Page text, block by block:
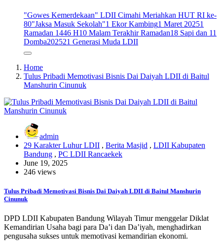
"Gowes Kemerdekaan" LDII Cimahi Meriahkan HUT RI ke-
80"Jaksa Masuk Sekolah"1 Ekor Kambing1 Maret 20251
Ramadan 1446 H10 Malam Terakhir Ramadan18 Sapi dan 11
Domba202521 Generasi Muda LDII
Home
Tulus Pribadi Memotivasi Bisnis Dai Daiyah LDII di Baitul
Manshurin Cinunuk
admin
29 Karakter Luhur LDII , Berita Masjid , LDII Kabupaten
Bandung , PC LDII Rancaekek
June 19, 2025
246 views
Tulus Pribadi Memotivasi Bisnis Dai Daiyah LDII di Baitul Manshurin
Cinunuk
DPD LDII Kabupaten Bandung Wilayah Timur menggelar Diklat
Kemandirian Usaha bagi para Da’i dan Da’iyah, menghadirkan
pengusaha sukses untuk memotivasi kemandirian ekonomi.